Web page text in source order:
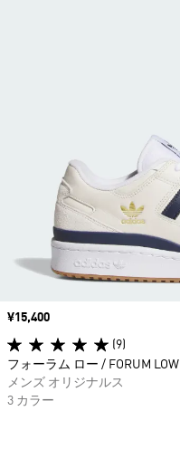
価格
¥15,400
(9)
フォーラム ロー / FORUM LOW
メンズ オリジナルス
3 カラー